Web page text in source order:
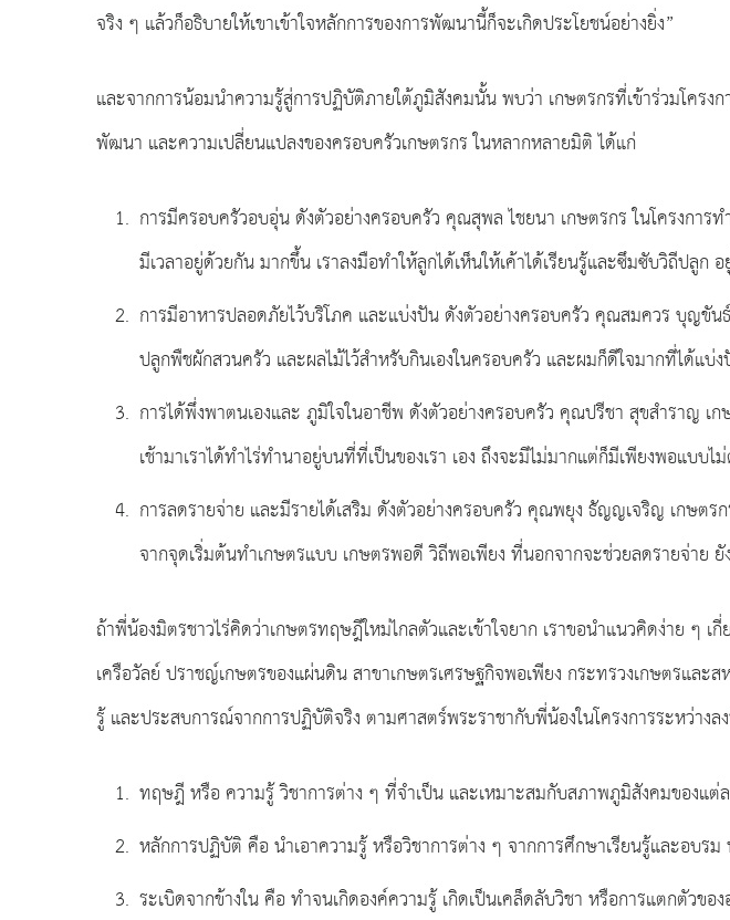
จริง ๆ แล้วก็อธิบายให้เขาเข้าใจหลักการของการพัฒนานี้ก็จะเกิดประโยชน์อย่างยิ่ง”
และจากการน้อมนำความรู้สู่การปฏิบัติภายใต้ภูมิสังคมนั้น พบว่า เกษตรกรที่เข้าร่วมโคร
พัฒนา และความเปลี่ยนแปลงของครอบครัวเกษตรกร ในหลากหลายมิติ ได้แก่
การมีครอบครัวอบอุ่น ดังตัวอย่างครอบครัว คุณสุพล ไชยนา เกษตรกร ในโครงกา
มีเวลาอยู่ด้วยกัน มากขึ้น เราลงมือทำให้ลูกได้เห็นให้เค้าได้เรียนรู้และซึมซับวิถีปลูก
การมีอาหารปลอดภัยไว้บริโภค และแบ่งปัน ดังตัวอย่างครอบครัว คุณสมควร บุญขั
ปลูกพืชผักสวนครัว และผลไม้ไว้สำหรับกินเองในครอบครัว และผมก็ดีใจมากที่ได้แ
การได้พึ่งพาตนเองและ ภูมิใจในอาชีพ ดังตัวอย่างครอบครัว คุณปรีชา สุขสำราญ
เช้ามาเราได้ทำไร่ทำนาอยู่บนที่ที่เป็นของเรา เอง ถึงจะมีไม่มากแต่ก็มีเพียงพอแบ
การลดรายจ่าย และมีรายได้เสริม ดังตัวอย่างครอบครัว คุณพยุง ธัญญเจริญ เกษต
จากจุดเริ่มต้นทำเกษตรแบบ เกษตรพอดี วิถีพอเพียง ที่นอกจากจะช่วยลดรายจ่าย
ถ้าพี่น้องมิตรชาวไร่คิดว่าเกษตรทฤษฎีใหม่ไกลตัวและเข้าใจยาก เราขอนำแนวคิดง่าย
เครือวัลย์ ปราชญ์เกษตรของแผ่นดิน สาขาเกษตรเศรษฐกิจพอเพียง กระทรวงเกษตรแ
รู้ และประสบการณ์จากการปฏิบัติจริง ตามศาสตร์พระราชากับพี่น้องในโครงการระหว่าง
ทฤษฎี หรือ ความรู้ วิชาการต่าง ๆ ที่จำเป็น และเหมาะสมกับสภาพภูมิสังคมของแ
หลักการปฏิบัติ คือ นำเอาความรู้ หรือวิชาการต่าง ๆ จากการศึกษาเรียนรู้และอบ
ระเบิดจากข้างใน คือ ทำจนเกิดองค์ความรู้ เกิดเป็นเคล็ดลับวิชา หรือการแตกตัวขอ